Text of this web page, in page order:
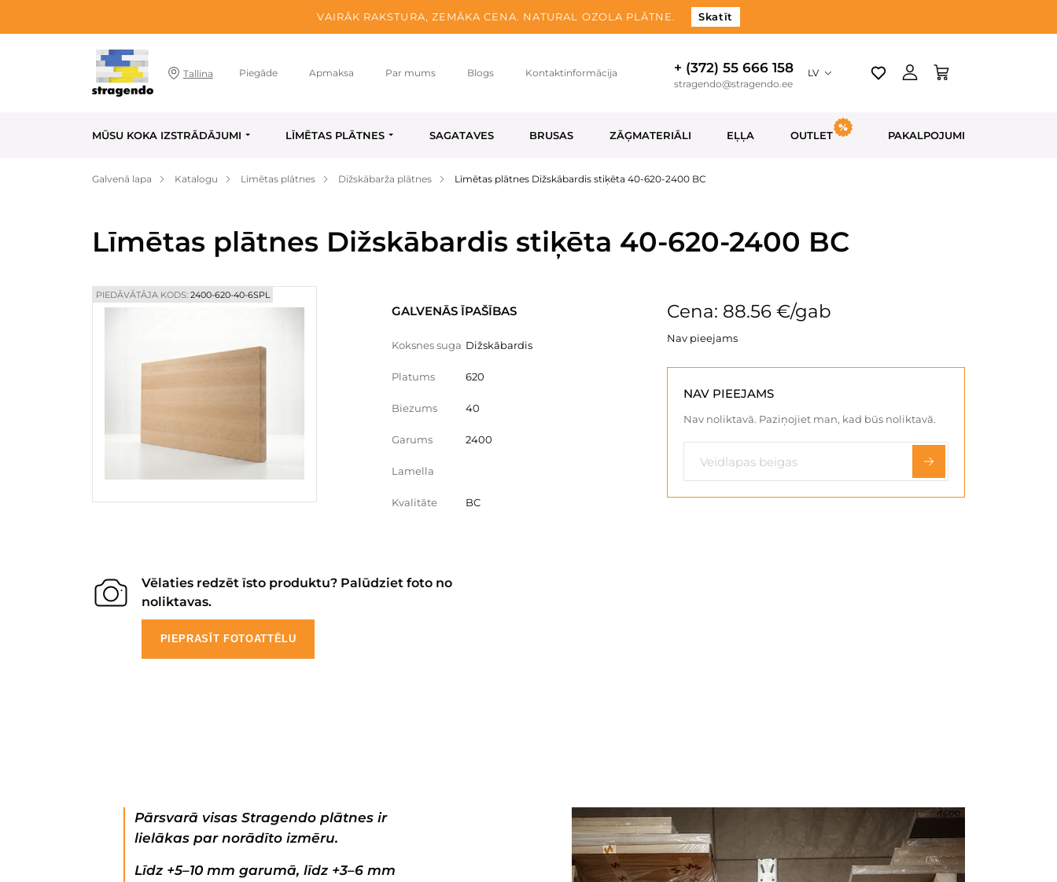
VAIRĀK RAKSTURA, ZEMĀKA CENA. NATURAL OZOLA PLĀTNE. Skatīt
Tallina Piegāde Apmaksa Par mums Blogs Kontaktinformācija + (372) 55 666 158
stragendo@stragendo.ee
LV
MŪSU KOKA IZSTRĀDĀJUMI LĪMĒTAS PLĀTNES SAGATAVES BRUSAS ZĀĢMATERIĀLI EĻĻA OUTLET PAKALPOJUMI
Galvenā lapa Katalogu Līmētas plātnes Dižskābarža plātnes Līmētas plātnes Dižskābardis stiķēta 40-620-2400 BC
Līmētas plātnes Dižskābardis stiķēta 40-620-2400 BC
PIEDĀVĀTĀJA KODS: 2400-620-40-6SPL
GALVENĀS ĪPAŠĪBAS
Koksnes suga Dižskābardis
Platums 620
Biezums 40
Garums 2400
Lamella
Kvalitāte BC
Cena: 88.56 €/gab
Nav pieejams
NAV PIEEJAMS
Nav noliktavā. Paziņojiet man, kad būs noliktavā.
Vēlaties redzēt īsto produktu? Palūdziet foto no
noliktavas.
PIEPRASĪT FOTOATTĒLU
Pārsvarā visas Stragendo plātnes ir
lielākas par norādīto izmēru.
Līdz +5–10 mm garumā, līdz +3–6 mm